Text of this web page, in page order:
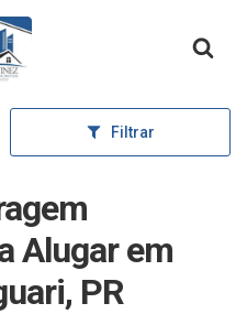
inicial
Filtrar
Alugar em
PR